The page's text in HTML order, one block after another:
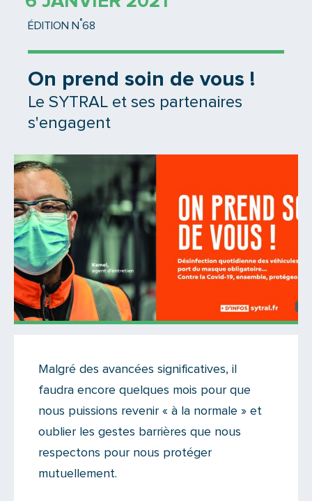
ÉDITION N °68
On prend soin de vous !
Le SYTRAL et ses partenaires
s'engagent
Il n'y a aucun commentaire...
Ajoutez le vôtre
Malgré des avancées significatives, il
faudra encore quelques mois pour que
nous puissions revenir « à la normale » et
oublier les gestes barrières que nous
respectons pour nous protéger
mutuellement.